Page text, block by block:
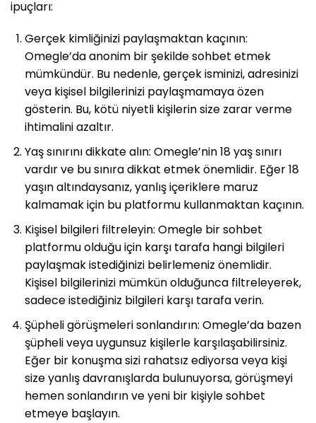
ipuçları:
Gerçek kimliğinizi paylaşmaktan kaçının:
Omegle’da anonim bir şekilde sohbet etmek
mümkündür. Bu nedenle, gerçek isminizi, adresinizi
veya kişisel bilgilerinizi paylaşmamaya özen
gösterin. Bu, kötü niyetli kişilerin size zarar verme
ihtimalini azaltır.
Yaş sınırını dikkate alın: Omegle’nin 18 yaş sınırı
vardır ve bu sınıra dikkat etmek önemlidir. Eğer 18
yaşın altındaysanız, yanlış içeriklere maruz
kalmamak için bu platformu kullanmaktan kaçının.
Kişisel bilgileri filtreleyin: Omegle bir sohbet
platformu olduğu için karşı tarafa hangi bilgileri
paylaşmak istediğinizi belirlemeniz önemlidir.
Kişisel bilgilerinizi mümkün olduğunca filtreleyerek,
sadece istediğiniz bilgileri karşı tarafa verin.
Şüpheli görüşmeleri sonlandırın: Omegle’da bazen
şüpheli veya uygunsuz kişilerle karşılaşabilirsiniz.
Eğer bir konuşma sizi rahatsız ediyorsa veya kişi
size yanlış davranışlarda bulunuyorsa, görüşmeyi
hemen sonlandırın ve yeni bir kişiyle sohbet
etmeye başlayın.